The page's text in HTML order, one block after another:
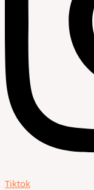
Tiktok